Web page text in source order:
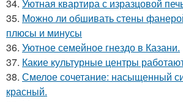
34. Уютная квартира с изразцовой
35. Можно ли обшивать стены
плюсы и минусы
36. Уютное семейное гнездо в Казани.
37. Какие культурные центры
38. Смелое сочетание: насыщенный
красный.